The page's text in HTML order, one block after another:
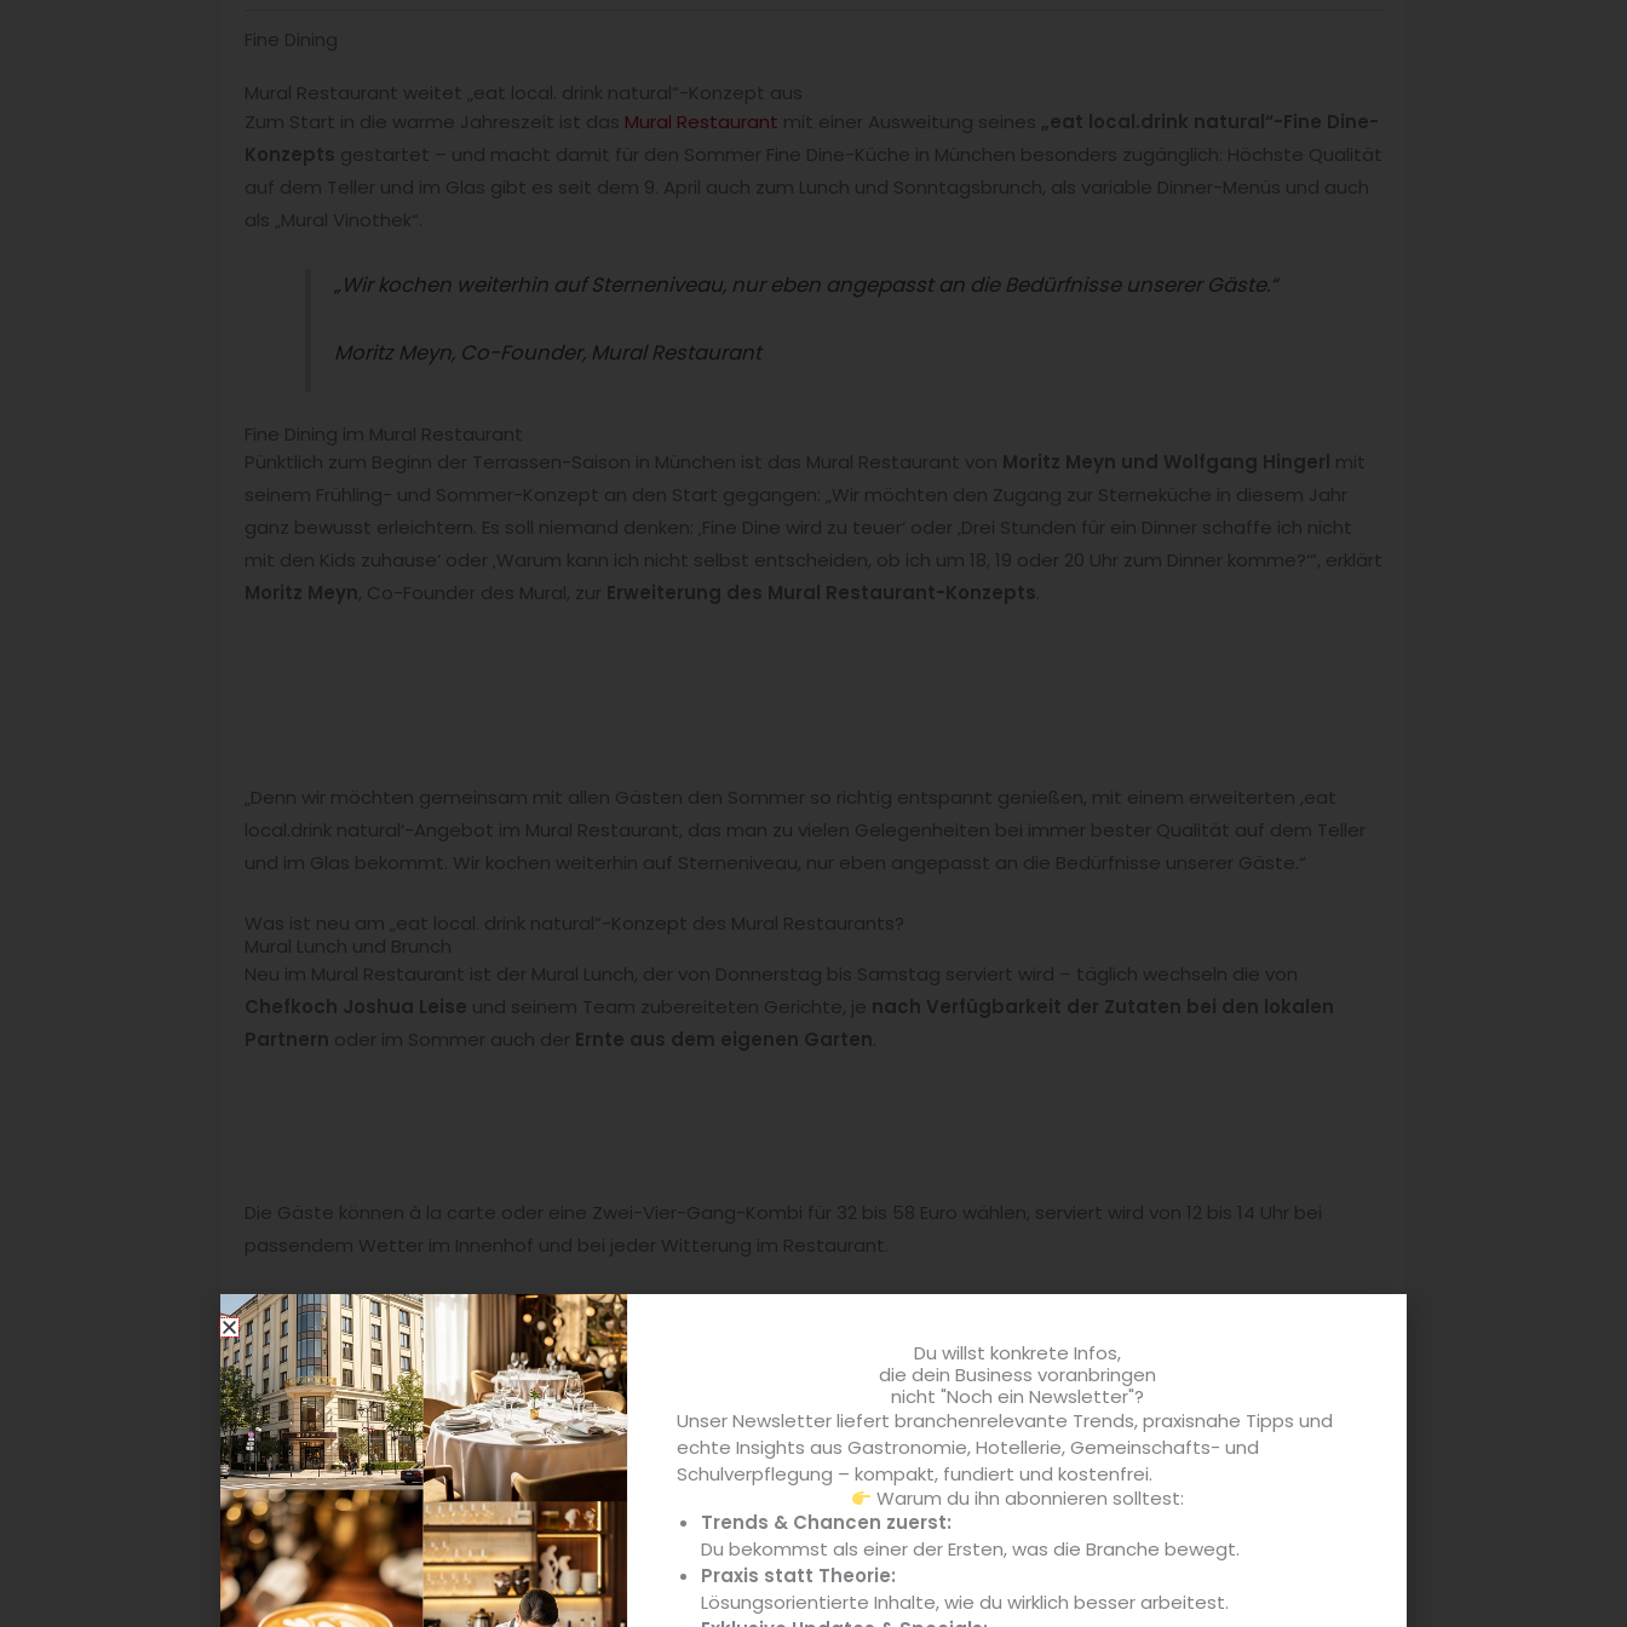
Fine Dining
Mural Restaurant weitet „eat local. drink natural“-Konzept aus
Zum Start in die warme Jahreszeit ist das Mural Restaurant mit einer Ausweitung seines „eat local.drink natural“-Fine Dine-
Konzepts gestartet – und macht damit für den Sommer Fine Dine-Küche in München besonders zugänglich: Höchste Qualität
auf dem Teller und im Glas gibt es seit dem 9. April auch zum Lunch und Sonntagsbrunch, als variable Dinner-Menüs und auch
als „Mural Vinothek“.
„Wir kochen weiterhin auf Sterneniveau, nur eben angepasst an die Bedürfnisse unserer Gäste.“
Moritz Meyn, Co-Founder, Mural Restaurant
Fine Dining im Mural Restaurant
Pünktlich zum Beginn der Terrassen-Saison in München ist das Mural Restaurant von Moritz Meyn und Wolfgang Hingerl mit
seinem Frühling- und Sommer-Konzept an den Start gegangen: „Wir möchten den Zugang zur Sterneküche in diesem Jahr
ganz bewusst erleichtern. Es soll niemand denken: ‚Fine Dine wird zu teuer‘ oder ‚Drei Stunden für ein Dinner schaffe ich nicht
mit den Kids zuhause‘ oder ‚Warum kann ich nicht selbst entscheiden, ob ich um 18, 19 oder 20 Uhr zum Dinner komme?‘“, erklärt
Moritz Meyn, Co-Founder des Mural, zur Erweiterung des Mural Restaurant-Konzepts
„Denn wir möchten gemeinsam mit allen Gästen den Sommer so richtig entspannt genießen, mit einem erweiterten ,eat
local.drink natural‘-Angebot im Mural Restaurant, das man zu vielen Gelegenheiten bei immer bester Qualität auf dem Teller
und im Glas bekommt. Wir kochen weiterhin auf Sterneniveau, nur eben angepasst an die Bedürfnisse unserer Gäste.“
Was ist neu am „eat local. drink natural“-Konzept des Mural Restaurants?
Mural Lunch und Brunch
Neu im Mural Restaurant ist der Mural Lunch, der von Donnerstag bis Samstag serviert wird – täglich wechseln die von
Chefkoch Joshua Leise und seinem Team zubereiteten Gerichte, je nach Verfügbarkeit der Zutaten bei den lokalen
Partnern oder im Sommer auch der Ernte aus dem eigenen Garten
Die Gäste können à la carte oder eine Zwei-Vier-Gang-Kombi für 32 bis 58 Euro wählen, serviert wird von 12 bis 14 Uhr bei
passendem Wetter im Innenhof und bei jeder Witterung im Restaurant.
„Wir haben uns selbst zwei Vorgaben bei der Kreation unserer Gerichte für den Lunch gegeben: Die Kreativität unserer
bekannten Menü-Gänge halten und den Gästen den vollen Genuss auch in 45 Minuten geben – denn so lange hat man in
einer Standard-Mittagspause Zeit“, erklärt
zum Lunch im Mural. „Wenn unsere Gäste länger sitzen möchten,
dann freuen wir uns natürlich – denn wir bleiben auch nach 14 Uhr offen.“
Am Sonntag wandelt sich der Lunch passend fürs Wochenende zum Brunch – bereits in den vergangenen Monaten war
dieser einmal im Monat serviert worden, aufgrund der großen Nachfrage gibt es den Mural Brunch jetzt jeden Sonntag, als
Menü in vier Gängen (45 Euro) oder à la carte.
Mural Vinothek
Du willst konkrete Infos,
die dein Business voranbringen
nicht "Noch ein Newsletter"?
Unser Newsletter liefert branchenrelevante Trends, praxisnahe Tipps und
echte Insights aus Gastronomie, Hotellerie, Gemeinschafts- und
Schulverpflegung – kompakt, fundiert und kostenfrei.
Warum du ihn abonnieren solltest:
Trends & Chancen zuerst:
Du bekommst als einer der Ersten, was die Branche bewegt.
Praxis statt Theorie:
Lösungsorientierte Inhalte, wie du wirklich besser arbeitest.